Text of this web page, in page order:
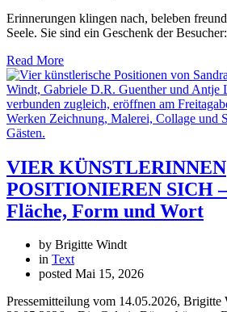
Erinnerungen klingen nach, beleben
Seele. Sie sind ein Geschenk der
Read More
VIER KÜNSTLERINNEN
POSITIONIEREN SICH
Fläche, Form und Wort
by Brigitte Windt
in Text
posted Mai 15, 2026
Pressemitteilung vom 14.05.2026, Brigitte